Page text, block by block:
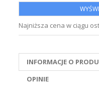
Najniższa cena w ciągu
INFORMACJE O
OPINIE